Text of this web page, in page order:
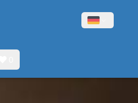
Menù lingue